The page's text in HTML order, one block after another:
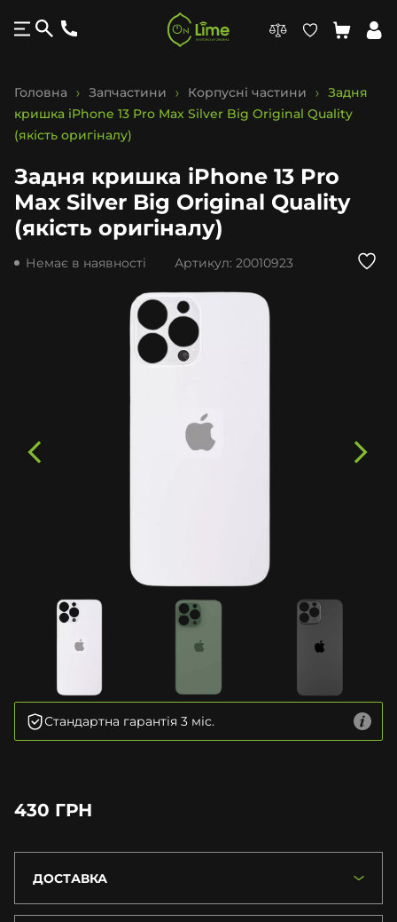
Головна Запчастини Корпусні частини
Задня
кришка iPhone 13 Pro Max Silver Big Original Quality
(якість оригіналу)
Задня кришка iPhone 13 Pro
Max Silver Big Original Quality
(якість оригіналу)
Немає в наявності Артикул: 20010923
Стандартна гарантія 3 міс.
430 ГРН
ДОСТАВКА